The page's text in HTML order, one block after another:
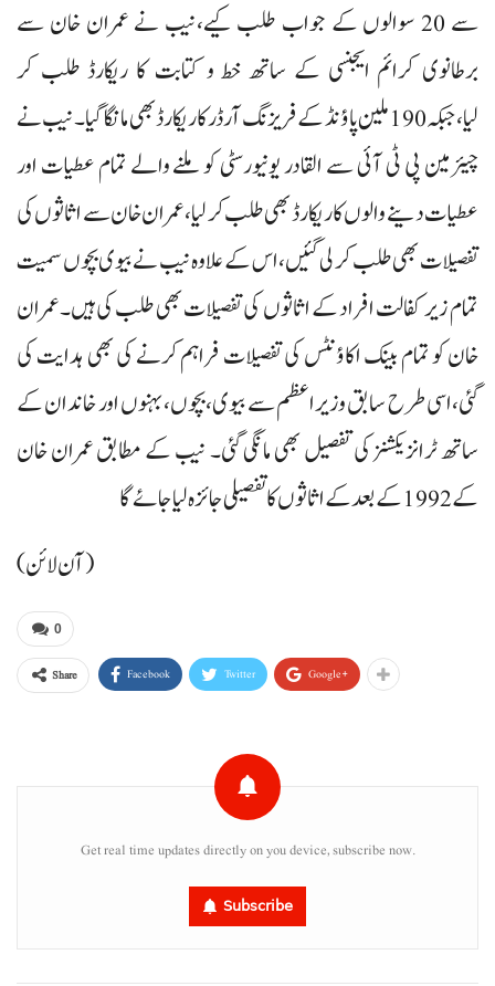
سے 20 سوالوں کے جواب طلب کیے،نیب نے عمران خان سے
برطانوی کرائم ایجنسی کے ساتھ خط و کتابت کا ریکارڈ طلب کر
لیا،جبکہ 190 ملین پاؤنڈ کے فریزنگ آرڈر کا ریکارڈ بھی مانگا گیا۔ نیب نے
چیئرمین پی ٹی آئی سے القادر یونیورسٹی کو ملنے والے تمام عطیات اور
عطیات دینے والوں کا ریکارڈ بھی طلب کر لیا،عمران خان سے اثاثوں کی
تفصیلات بھی طلب کر لی گئیں،اس کے علاوہ نیب نے بیوی بچوں سمیت
تمام زیر کفالت افراد کے اثاثوں کی تفصیلات بھی طلب کی ہیں۔عمران
خان کو تمام بینک اکاؤنٹس کی تفصیلات فراہم کرنے کی بھی ہدایت کی
گئی،اسی طرح سابق وزیراعظم سے بیوی،بچوں،بہنوں اور خاندان کے
ساتھ ٹرانزیکشنز کی تفصیل بھی مانگی گئی۔ نیب کے مطابق عمران خان
کے 1992 کے بعد کے اثاثوں کا تفصیلی جائزہ لیا جائے گا
(آن لائن)
0
Share Facebook Twitter Google+
Get real time updates directly on you device, subscribe now.
Subscribe